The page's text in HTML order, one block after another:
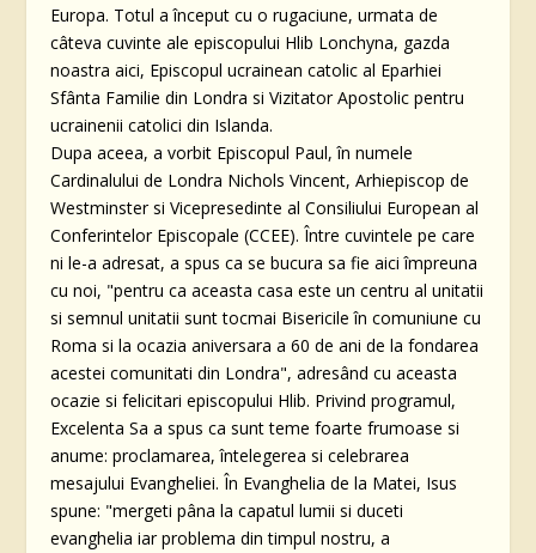
Europa. Totul a început cu o rugaciune, urmata de
câteva cuvinte ale episcopului Hlib Lonchyna, gazda
noastra aici, Episcopul ucrainean catolic al Eparhiei
Sfânta Familie din Londra si Vizitator Apostolic pentru
ucrainenii catolici din Islanda.
Dupa aceea, a vorbit Episcopul Paul, în numele
Cardinalului de Londra Nichols Vincent, Arhiepiscop de
Westminster si Vicepresedinte al Consiliului European al
Conferintelor Episcopale (CCEE). Între cuvintele pe care
ni le-a adresat, a spus ca se bucura sa fie aici împreuna
cu noi, "pentru ca aceasta casa este un centru al unitatii
si semnul unitatii sunt tocmai Bisericile în comuniune cu
Roma si la ocazia aniversara a 60 de ani de la fondarea
acestei comunitati din Londra", adresând cu aceasta
ocazie si felicitari episcopului Hlib. Privind programul,
Excelenta Sa a spus ca sunt teme foarte frumoase si
anume: proclamarea, întelegerea si celebrarea
mesajului Evangheliei. În Evanghelia de la Matei, Isus
spune: "mergeti pâna la capatul lumii si duceti
evanghelia iar problema din timpul nostru, a